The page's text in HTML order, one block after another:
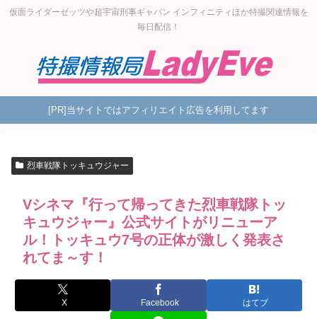
仮面ライダーゼッツや超宇宙刑事ギャバン インフィニティほか特撮関連情報を
毎日配信！
[PR]当サイトではアフィリエイト広告を利用してます
烈車戦隊トッキュウジャー
Vシネマ『行って帰ってきた烈車戦隊トッ
キュウジャー』公式サイトがリニューア
ル！トッキュウ7号の正体が激しく発表さ
れてま～す！
X Facebook はてブ